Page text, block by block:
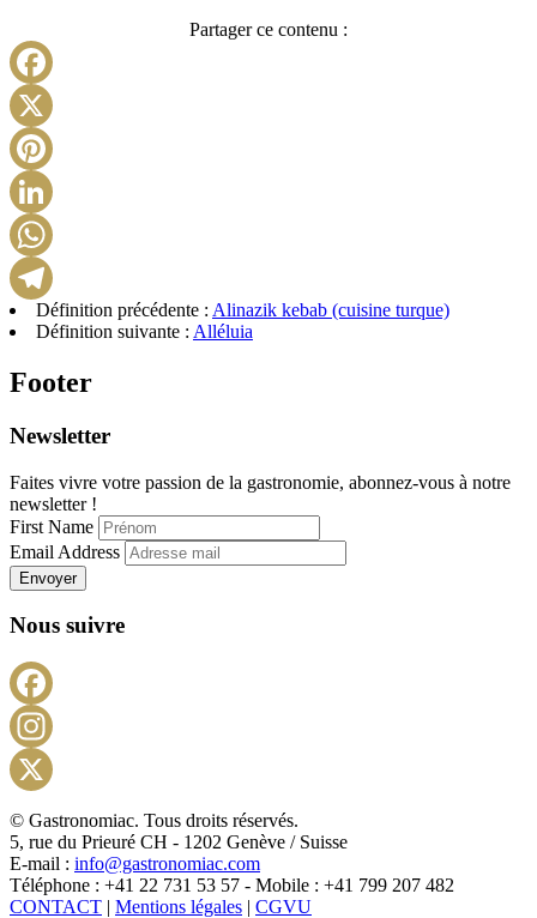
Partager ce contenu :
Telegram
Définition précédente : Alinazik kebab (cuisine turque)
Définition suivante : Alléluia
Footer
Newsletter
Faites vivre votre passion de la gastronomie, abonnez-vous à notre
newsletter !
First Name
Email Address
Envoyer
Nous suivre
X
© Gastronomiac. Tous droits réservés.
5, rue du Prieuré CH - 1202 Genève / Suisse
E-mail : info@gastronomiac.com
Téléphone : +41 22 731 53 57 - Mobile : +41 799 207 482
CONTACT | Mentions légales | CGVU